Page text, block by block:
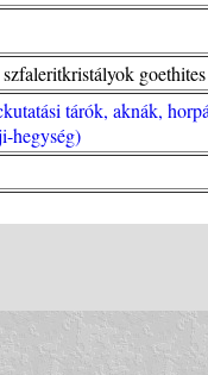
szfaleritkristályok
tárók, aknák,
hegység)